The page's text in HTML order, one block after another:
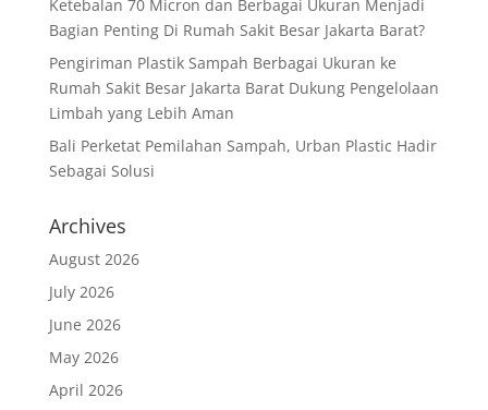
Ketebalan 70 Micron dan Berbagai Ukuran Menjadi
Bagian Penting Di Rumah Sakit Besar Jakarta Barat?
Pengiriman Plastik Sampah Berbagai Ukuran ke
Rumah Sakit Besar Jakarta Barat Dukung Pengelolaan
Limbah yang Lebih Aman
Bali Perketat Pemilahan Sampah, Urban Plastic Hadir
Sebagai Solusi
Archives
August 2026
July 2026
June 2026
May 2026
April 2026